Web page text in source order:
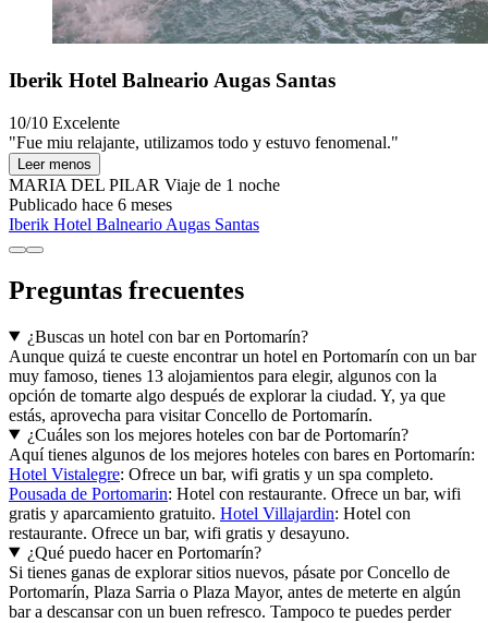
Iberik Hotel Balneario Augas Santas
10/10 Excelente
"Fue miu relajante, utilizamos todo y estuvo fenomenal."
Leer menos
MARIA DEL PILAR Viaje de 1 noche
Publicado hace 6 meses
Iberik Hotel Balneario Augas Santas
Preguntas frecuentes
¿Buscas un hotel con bar en Portomarín?
Aunque quizá te cueste encontrar un hotel en Portomarín con un bar
muy famoso, tienes 13 alojamientos para elegir, algunos con la
opción de tomarte algo después de explorar la ciudad. Y, ya que
estás, aprovecha para visitar Concello de Portomarín.
¿Cuáles son los mejores hoteles con bar de Portomarín?
Aquí tienes algunos de los mejores hoteles con bares en Portomarín:
Hotel Vistalegre: Ofrece un bar, wifi gratis y un spa completo.
Pousada de Portomarin: Hotel con restaurante. Ofrece un bar, wifi
gratis y aparcamiento gratuito. Hotel Villajardin: Hotel con
restaurante. Ofrece un bar, wifi gratis y desayuno.
¿Qué puedo hacer en Portomarín?
Si tienes ganas de explorar sitios nuevos, pásate por Concello de
Portomarín, Plaza Sarria o Plaza Mayor, antes de meterte en algún
bar a descansar con un buen refresco. Tampoco te puedes perder